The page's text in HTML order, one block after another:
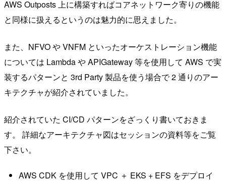
AWS Outposts 上に構築すればコアネットワーク寄りの機能
と同様に扱えるというのは魅力的に思えました。
また、NFVO や VNFM といったオーケストレーション機能
については Lambda や APIGateway 等を使用して AWS で実
装するパターンと 3rd Party 製品を使う場合で 2 通りのアー
キテクチャが紹介されていました。
紹介されていた CI/CD パターンをざっくり書いておきま
す。 詳細なアーキテクチャ図はセッションの資料等をご覧
下さい。
AWS CDK を使用して VPC ＋ EKS + EFS をデプロイ